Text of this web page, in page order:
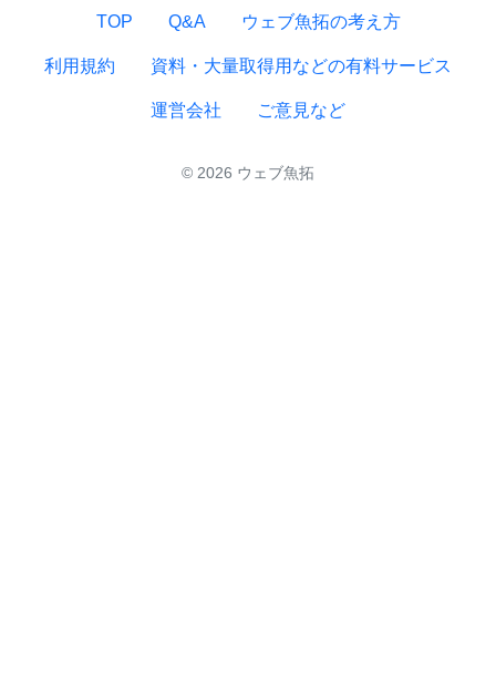
TOP Q&A ウェブ魚拓の考え方
利用規約 資料・大量取得用などの有料サービス
運営会社 ご意見など
© 2026 ウェブ魚拓